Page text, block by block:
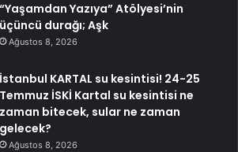
“Yaşamdan Yazıya” Atölyesi’nin
üçüncü durağı; Aşk
Ağustos 8, 2026
İstanbul KARTAL su kesintisi! 24-25
Temmuz İSKİ Kartal su kesintisi ne
zaman bitecek, sular ne zaman
gelecek?
Ağustos 8, 2026